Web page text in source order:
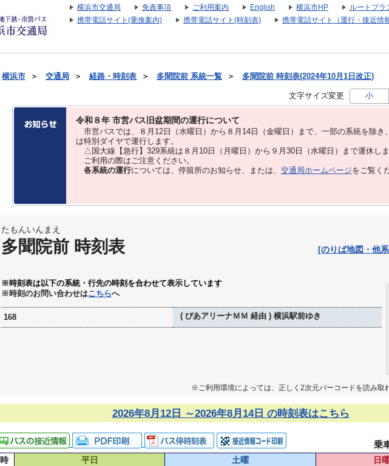
横浜市交通局 免責事項 ご利用案内 English 横浜市HP ルートプラ
携帯電話サイト(乗換案内)
携帯電話サイト(時刻表) 携帯電話サイト（運行・接近情報
横浜市 ＞ 交通局 ＞ 経路・時刻表 ＞ 多聞院前 系統一覧 ＞ 多聞院前 時刻表(2024年10月1日改正)
文字サイズ変更 小
令和８年 市営バス旧盆期間の運行について
市営バスでは、８⽉12⽇（水曜日）から８⽉14⽇（金曜日）まで、⼀部の系統を除き
は特別ダイヤで運⾏します。
△国大線【急行】329系統は８月10日（月曜日）から９月30日（水曜日）まで運休しま
ご利用の際はご注意ください。
各系統の運行については、停留所のお知らせ、または、 交通局ホームページをご覧く
たもんいんまえ
多聞院前 時刻表 [のりば地図・他
※時刻表は以下の系統・行先の時刻を合わせて表示しています
※時刻のお問い合わせはこちらへ
168 ( ぴあアリーナＭＭ 経由 ) 横浜駅前ゆき
※ご利用環境によっては、正しく2次元バーコードを読み取
2026年8月12日 ～2026年8月14日 の時刻表はこちら
乗
時 平日 土曜
日